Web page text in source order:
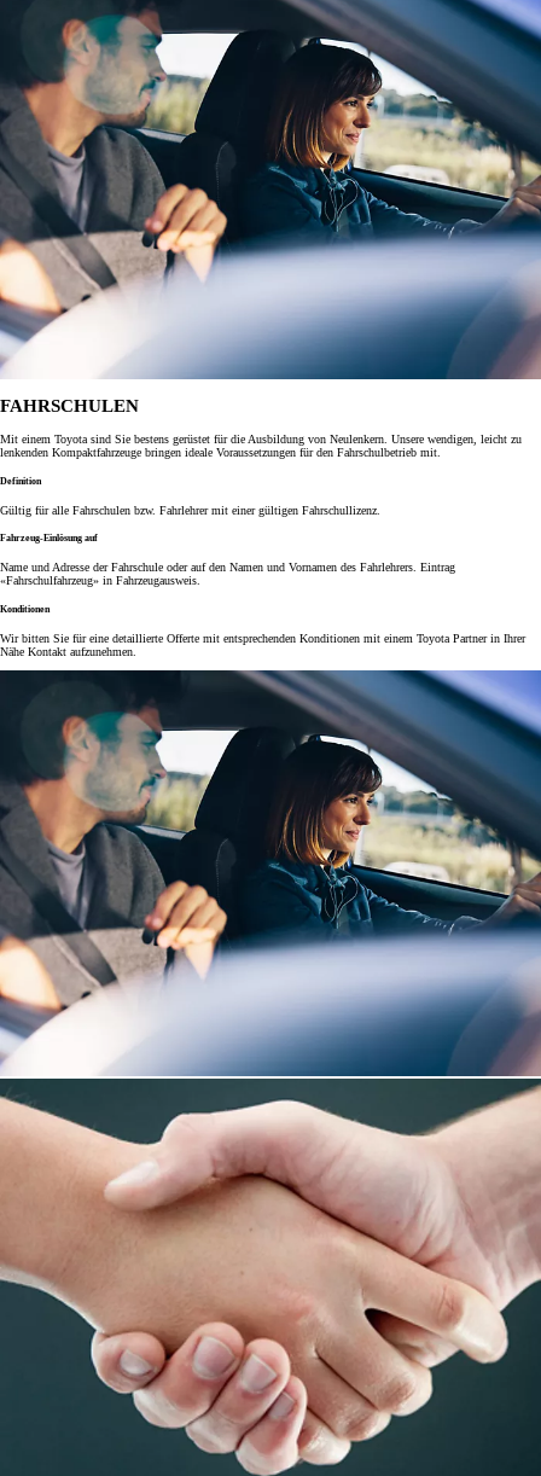
FAHRSCHULEN
Mit einem Toyota sind Sie bestens gerüstet für die Ausbildung von Neulenkern. Unsere wendigen, leicht zu
lenkenden Kompaktfahrzeuge bringen ideale Voraussetzungen für den Fahrschulbetrieb mit.
Definition
Gültig für alle Fahrschulen bzw. Fahrlehrer mit einer gültigen Fahrschullizenz.
Fahrzeug-Einlösung auf
Name und Adresse der Fahrschule oder auf den Namen und Vornamen des Fahrlehrers. Eintrag
«Fahrschulfahrzeug» in Fahrzeugausweis.
Konditionen
Wir bitten Sie für eine detaillierte Offerte mit entsprechenden Konditionen mit einem Toyota Partner in Ihrer
Nähe Kontakt aufzunehmen.